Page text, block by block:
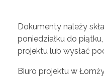
u
Dokumenty należy
poniedziałku do
projektu lub wysłać
Biuro projektu w